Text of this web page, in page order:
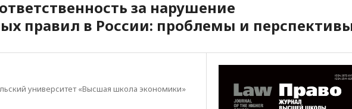
за нарушение
правил в России: проблемы и
университет «Высшая школа экономики»